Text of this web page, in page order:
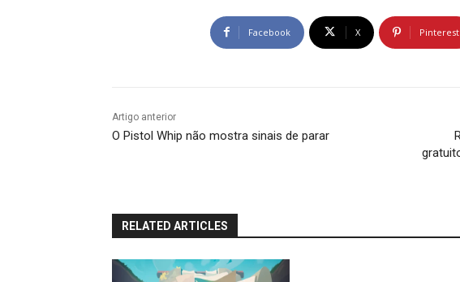
Facebook X Pinterest
Artigo anterior
O Pistol Whip não mostra sinais de parar
RELATED ARTICLES